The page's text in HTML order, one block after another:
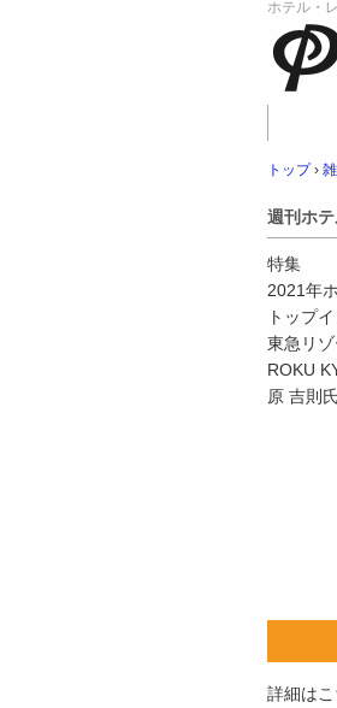
ホテル・
トップ ›
週刊ホ
特集
2021年
トップ
東急リゾ
ROKU
原 吉則氏
詳細は